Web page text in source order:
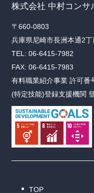
株式会社 中村コンサ
〒660-0803
兵庫県尼崎市長洲本通2
TEL: 06-6415-7982
FAX: 06-6415-7983
有料職業紹介事業 許可番
(特定技能)登録支援機関
TOP